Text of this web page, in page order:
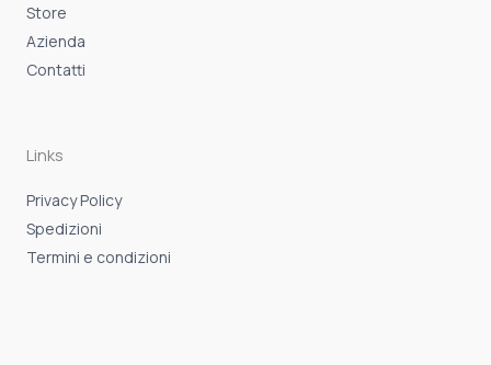
Store
Azienda
Contatti
Links
Privacy Policy
Spedizioni
Termini e condizioni